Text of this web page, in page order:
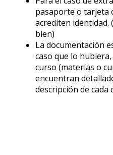
pasaporte o tarjeta
acrediten identidad.
bien)
La documentación
caso que lo
curso (materias o
encuentran
descripción de